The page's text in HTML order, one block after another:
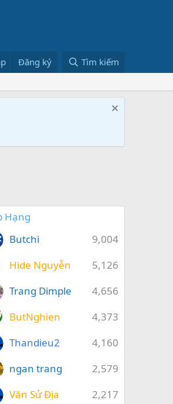
Đăng ký Tìm kiếm
Hạng
9,004
Butchi
5,126
Hide Nguyễn
4,656
Trang Dimple
4,373
ButNghien
4,160
Thandieu2
2,579
ngan trang
2,217
Văn Sử Địa